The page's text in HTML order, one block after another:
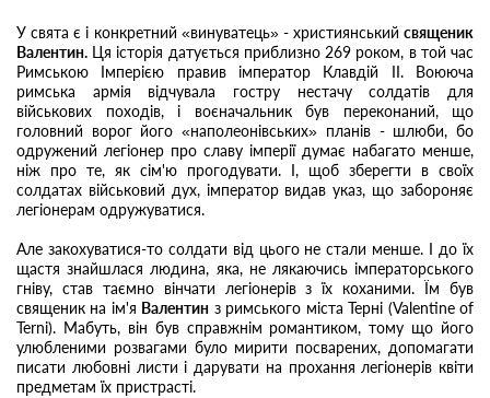
У свята є і конкретний «винуватець» - християнський священик
Валентин. Ця історія датується приблизно 269 роком, в той час
Римською Імперією правив імператор Клавдій II. Воююча
римська армія відчувала гостру нестачу солдатів для
військових походів, і воєначальник був переконаний, що
головний ворог його «наполеонівських» планів - шлюби, бо
одружений легіонер про славу імперії думає набагато менше,
ніж про те, як сім'ю прогодувати. І, щоб зберегти в своїх
солдатах військовий дух, імператор видав указ, що забороняє
легіонерам одружуватися.
Але закохуватися-то солдати від цього не стали менше. І до їх
щастя знайшлася людина, яка, не лякаючись імператорського
гніву, став таємно вінчати легіонерів з їх коханими. Їм був
священик на ім'я Валентин з римського міста Терні (Valentine of
Terni). Мабуть, він був справжнім романтиком, тому що його
улюбленими розвагами було мирити посварених, допомагати
писати любовні листи і дарувати на прохання легіонерів квіти
предметам їх пристрасті.